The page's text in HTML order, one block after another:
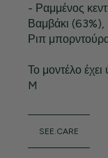
- Ραμμένος
Βαμβάκι
Ριπ
Το μοντέλο
M
SEE.CARE